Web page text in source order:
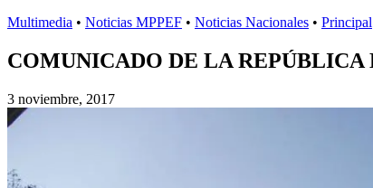
Multimedia • Noticias MPPEF • Noticias Nacionales • Principal
COMUNICADO DE LA
3 noviembre, 2017